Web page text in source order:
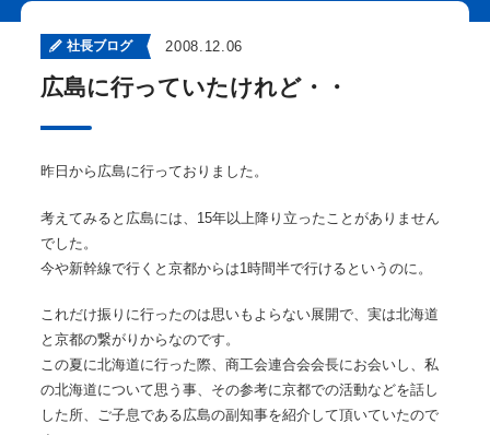
社長ブログ 2008.12.06
広島に行っていたけれど・・
昨日から広島に行っておりました。
考えてみると広島には、15年以上降り立ったことがありません
でした。
今や新幹線で行くと京都からは1時間半で行けるというのに。
これだけ振りに行ったのは思いもよらない展開で、実は北海道
と京都の繋がりからなのです。
この夏に北海道に行った際、商工会連合会会長にお会いし、私
の北海道について思う事、その参考に京都での活動などを話し
した所、ご子息である広島の副知事を紹介して頂いていたので